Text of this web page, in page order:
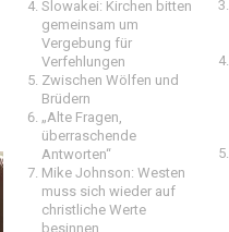
Slowakei: Kirchen bitten
gemeinsam um
Vergebung für
Verfehlungen
Zwischen Wölfen und
Brüdern
„Alte Fragen,
überraschende
Antworten“
Mike Johnson: Westen
muss sich wieder auf
christliche Werte
besinnen